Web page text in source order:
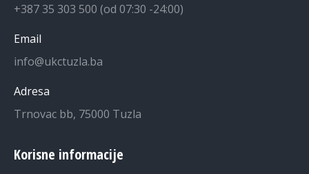
+387 35 303 500 (od 07:30 -24:00)
Email
info@ukctuzla.ba
Adresa
Trnovac bb, 75000 Tuzla
Korisne informacije